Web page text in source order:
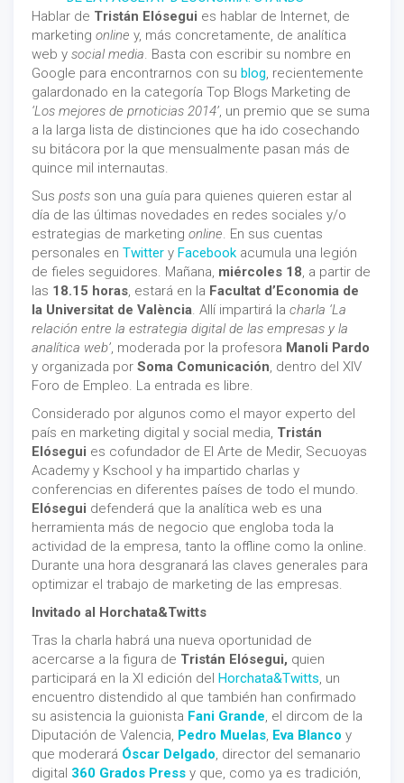
Hablar de Tristán Elósegui es hablar de Internet, de
marketing online y, más concretamente, de analítica
web y social media. Basta con escribir su nombre en
Google para encontrarnos con su blog, recientemente
galardonado en la categoría Top Blogs Marketing de
‘Los mejores de prnoticias 2014’, un premio que se suma
a la larga lista de distinciones que ha ido cosechando
su bitácora por la que mensualmente pasan más de
quince mil internautas.
Sus posts son una guía para quienes quieren estar al
día de las últimas novedades en redes sociales y/o
estrategias de marketing online. En sus cuentas
personales en Twitter y Facebook acumula una legión
de fieles seguidores. Mañana, miércoles 18, a partir de
las 18.15 horas, estará en la Facultat d’Economia de
la Universitat de València. Allí impartirá la charla ‘La
relación entre la estrategia digital de las empresas y la
analítica web’, moderada por la profesora Manoli Pardo
y organizada por Soma Comunicación, dentro del XIV
Foro de Empleo. La entrada es libre.
Considerado por algunos como el mayor experto del
país en marketing digital y social media, Tristán
Elósegui es cofundador de El Arte de Medir, Secuoyas
Academy y Kschool y ha impartido charlas y
conferencias en diferentes países de todo el mundo.
Elósegui defenderá que la analítica web es una
herramienta más de negocio que engloba toda la
actividad de la empresa, tanto la offline como la online.
Durante una hora desgranará las claves generales para
optimizar el trabajo de marketing de las empresas.
Invitado al Horchata&Twitts
Tras la charla habrá una nueva oportunidad de
acercarse a la figura de Tristán Elósegui, quien
participará en la XI edición del Horchata&Twitts, un
encuentro distendido al que también han confirmado
su asistencia la guionista Fani Grande, el dircom de la
Diputación de Valencia, Pedro Muelas, Eva Blanco y
que moderará Óscar Delgado, director del semanario
digital 360 Grados Press y que, como ya es tradición,